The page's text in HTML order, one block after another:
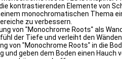
kontrastierenden Elemente von
monochromatischen Thema
zu verbessern.
von "Monochrome Roots" als
der Tiefe und verleiht den
von "Monochrome Roots" in die
und geben dem Boden einen